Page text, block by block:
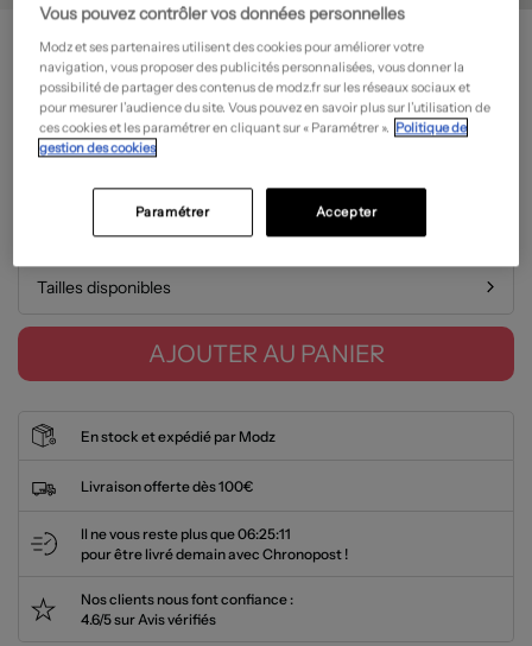
ROSE POMME
Pyjashort - Fermeture boutonnée sur le devant- Seconde main
19,50€
Prix neuf estimé : 65,00€ -70% ?
Tailles disponibles
AJOUTER AU PANIER
En stock et expédié par Modz
Livraison offerte dès 100€
Il ne vous reste plus que06:25:10
pour être livré demain avec Chronopost !
Nos clients nous font confiance :
4.6/5 sur Avis vérifiés
Vous pouvez contrôler vos données personnelles
Modz et ses partenaires utilisent des cookies pour améliorer votre
navigation, vous proposer des publicités personnalisées, vous donner la
possibilité de partager des contenus de modz.fr sur les réseaux sociaux et
pour mesurer l’audience du site. Vous pouvez en savoir plus sur l’utilisation de
ces cookies et les paramétrer en cliquant sur « Paramétrer ». Politique de
gestion des cookies
Accepter
Paramétrer